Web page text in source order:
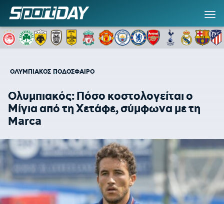
ΟΛΥΜΠΙΑΚΟΣ ΠΟΔΟΣΦΑΙΡΟ
Ολυμπιακός: Πόσο κοστολογείται ο
Μίγια από τη Χετάφε, σύμφωνα με τη
Marca